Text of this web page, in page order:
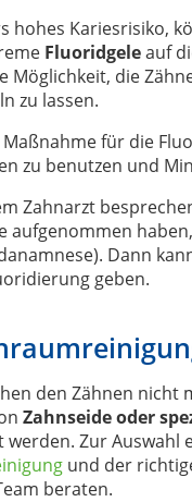
hohes Kariesrisiko,
Fluoridgeleauf
Möglichkeit, die
zu lassen.
für die
zu benutzen und
Zahnarzt
aufgenommen
Dann
geben.
den Zähnen
Zahnseide oder
werden. Zur
und der
beraten.